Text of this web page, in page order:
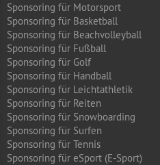
Sponsoring für Motorsport
Sponsoring für Basketball
Sponsoring für Beachvolleyball
Sponsoring für Fußball
Sponsoring für Golf
Sponsoring für Handball
Sponsoring für Leichtathletik
Sponsoring für Reiten
Sponsoring für Snowboarding
Sponsoring für Surfen
Sponsoring für Tennis
Sponsoring für eSport (E-Sport)